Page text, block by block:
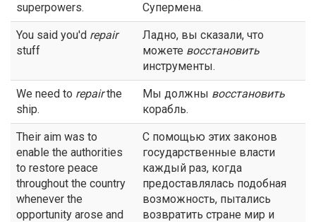
superpowers.
Супермена.
You said you'd repair
stuff
Ладно, вы сказали, что
можете восстановить
инструменты.
We need to repairthe
ship.
Мы должны восстановить
корабль.
Their aim was to
enable the authorities
to restore peace
throughout the country
whenever the
opportunity arose and
С помощью этих законов
государственные власти
каждый раз, когда
предоставлялась подобная
возможность, пытались
возвратить стране мир и